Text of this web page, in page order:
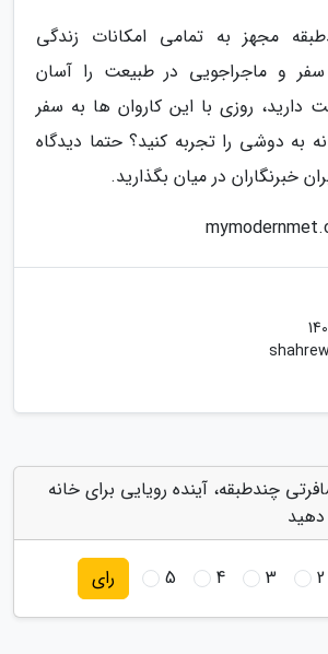
مجهز به تمامی امکانات زندگی
و ماجراجویی در طبیعت را آسان
دارید، روزی با این کاروان ها به سفر
به دوشی را تجربه کنید؟ حتما دیدگاه
خبرنگاران در میان بگذارید.
چندطبقه، آینده رویایی برای خانه
2
3
4
5 رای